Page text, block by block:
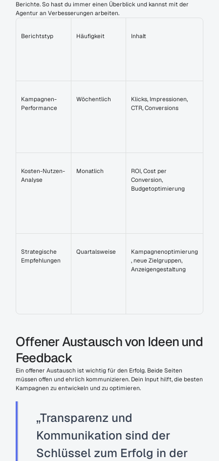
Berichte. So hast du immer einen Überblick und kannst mit der
Agentur an Verbesserungen arbeiten.
Berichtstyp Häufigkeit Inhalt
Kampagnen-
Performance
Wöchentlich
Klicks, Impressionen,
CTR, Conversions
Kosten-Nutzen-
Analyse
Monatlich
ROI, Cost per
Conversion,
Budgetoptimierung
Strategische
Empfehlungen
Quartalsweise
Kampagnenoptimierung
, neue Zielgruppen,
Anzeigengestaltung
Offener Austausch von Ideen und
Feedback
Ein offener Austausch ist wichtig für den Erfolg. Beide Seiten
müssen offen und ehrlich kommunizieren. Dein Input hilft, die besten
Kampagnen zu entwickeln und zu optimieren.
„Transparenz und
Kommunikation sind der
Schlüssel zum Erfolg in der